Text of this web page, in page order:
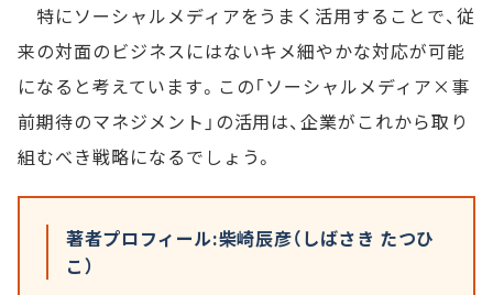
特にソーシャルメディアをうまく活用することで、従
来の対面のビジネスにはないキメ細やかな対応が可能
になると考えています。この「ソーシャルメディア×事
前期待のマネジメント」の活用は、企業がこれから取り
組むべき戦略になるでしょう。
著者プロフィール:柴崎辰彦（しばさき たつひ
こ）